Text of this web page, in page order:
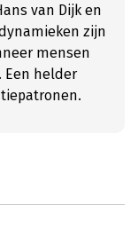
van Dijk en
zijn
mensen
Een helder